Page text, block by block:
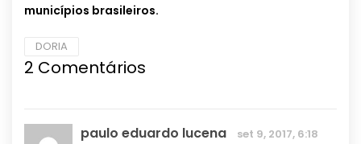
municípios brasileiros.
DORIA
2 Comentários
paulo eduardo lucena
set 9, 2017, 6:18